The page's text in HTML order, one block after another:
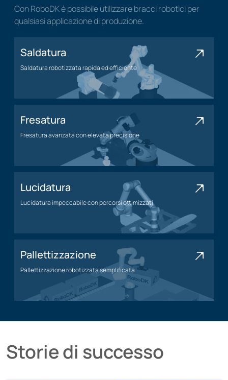
Con RoboDK è possibile utilizzare bracci robotici per
qualsiasi applicazione di produzione.
Saldatura
Saldatura robotizzata rapida ed efficiente
Applicazione di saldatura
Fresatura
Fresatura avanzata con elevata precisione
Applicazione di fresatura
Lucidatura
Lucidatura impeccabile con percorsi ottimizzati
Applicazione della lucidatura
Pallettizzazione
Pallettizzazione robotizzata semplificata
Applicazione di pallettizzazione
Storie di successo